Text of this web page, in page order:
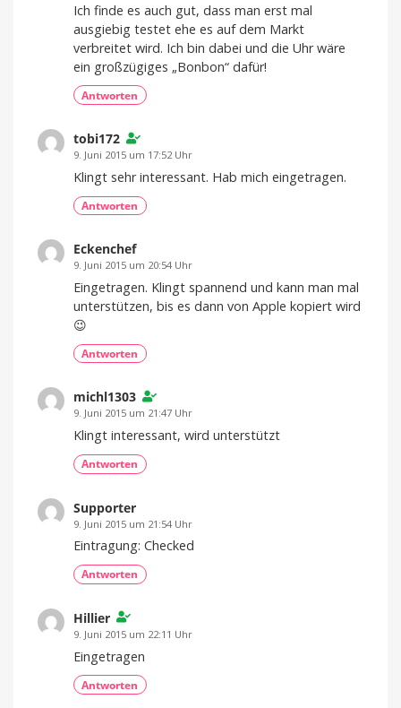
Ich finde es auch gut, dass man erst mal
ausgiebig testet ehe es auf dem Markt
verbreitet wird. Ich bin dabei und die Uhr wäre
ein großzügiges „Bonbon“ dafür!
Antworten
tobi172
9. Juni 2015 um 17:52 Uhr
Klingt sehr interessant. Hab mich eingetragen.
Antworten
Eckenchef
9. Juni 2015 um 20:54 Uhr
Eingetragen. Klingt spannend und kann man mal
unterstützen, bis es dann von Apple kopiert wird
😉
Antworten
michl1303
9. Juni 2015 um 21:47 Uhr
Klingt interessant, wird unterstützt
Antworten
Supporter
9. Juni 2015 um 21:54 Uhr
Eintragung: Checked
Antworten
Hillier
9. Juni 2015 um 22:11 Uhr
Eingetragen
Antworten